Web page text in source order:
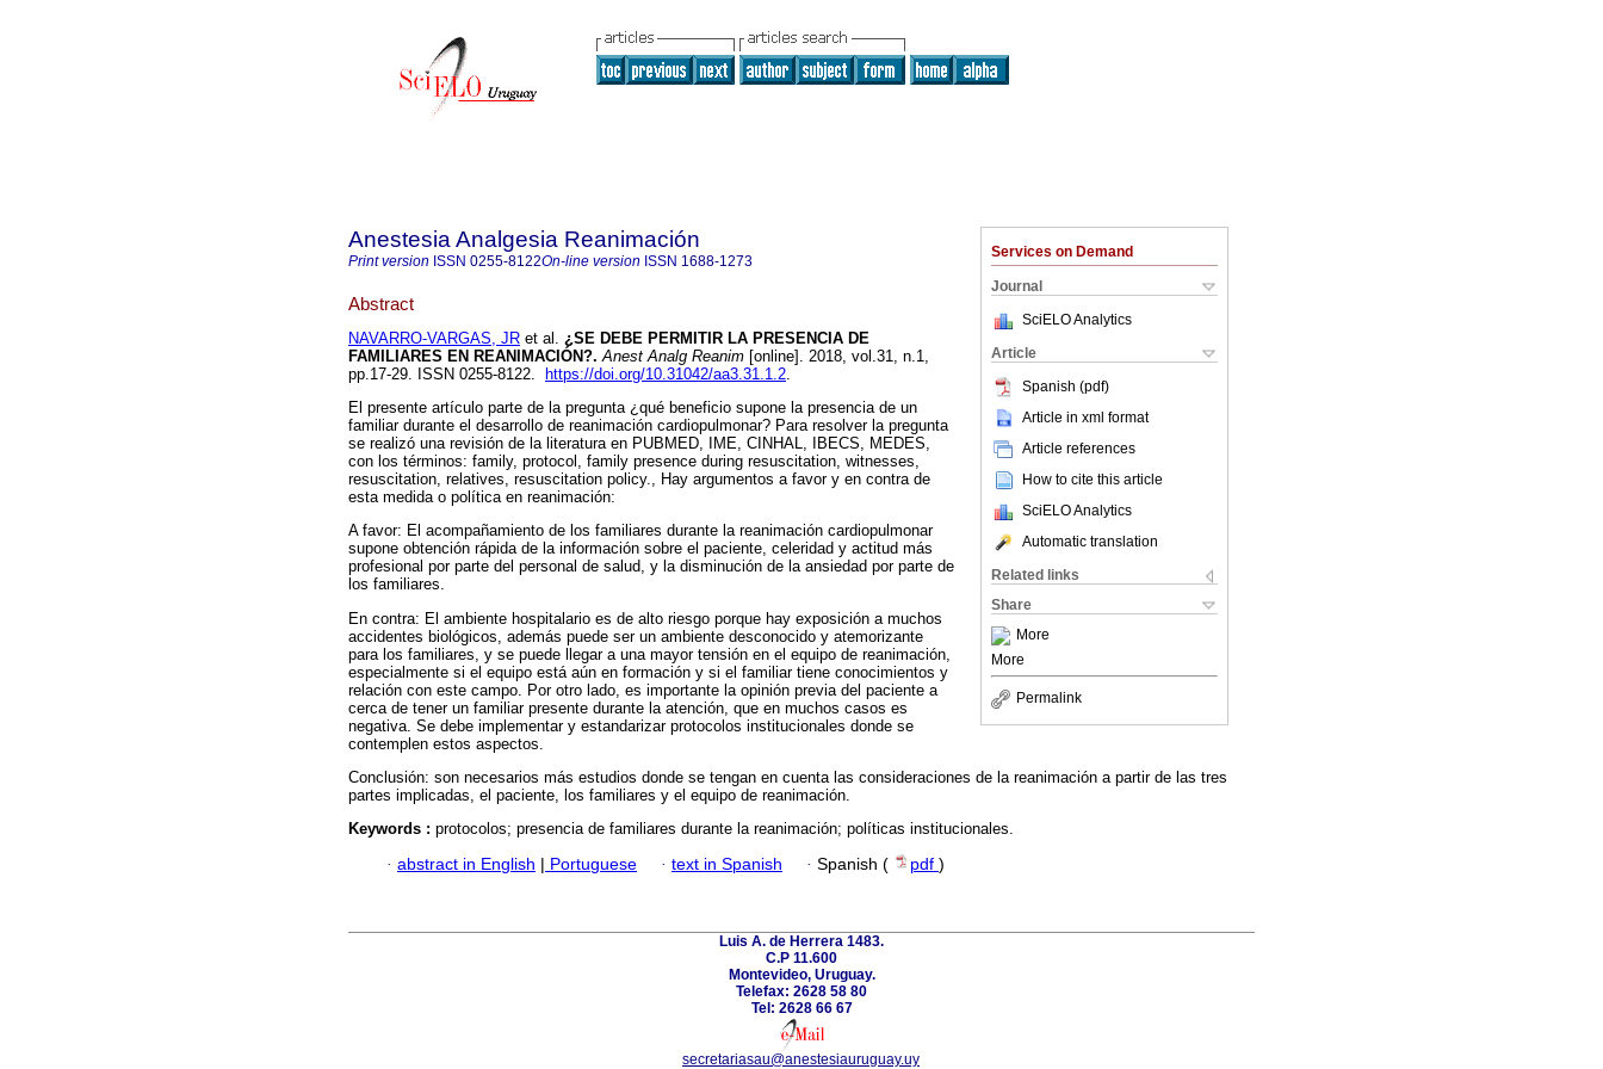
Services on Demand
Journal
SciELO Analytics
Article
Spanish (pdf)
Article in xml format
Article references
How to cite this article
SciELO Analytics
Automatic translation
Related links
Share
More
More
Permalink
Anestesia Analgesia Reanimación
Print version ISSN 0255-8122On-line version ISSN 1688-1273
Abstract
NAVARRO-VARGAS, JR et al. ¿SE DEBE PERMITIR LA PRESENCIA DE
FAMILIARES EN REANIMACIÓN?. Anest Analg Reanim [online]. 2018, vol.31, n.1,
pp.17-29. ISSN 0255-8122.
https://doi.org/10.31042/aa3.31.1.2.
El presente artículo parte de la pregunta ¿qué beneficio supone la presencia de un
familiar durante el desarrollo de reanimación cardiopulmonar? Para resolver la pregunta
se realizó una revisión de la literatura en PUBMED, IME, CINHAL, IBECS, MEDES,
con los términos: family, protocol, family presence during resuscitation, witnesses,
resuscitation, relatives, resuscitation policy., Hay argumentos a favor y en contra de
esta medida o política en reanimación:
A favor: El acompañamiento de los familiares durante la reanimación cardiopulmonar
supone obtención rápida de la información sobre el paciente, celeridad y actitud más
profesional por parte del personal de salud, y la disminución de la ansiedad por parte de
los familiares.
En contra: El ambiente hospitalario es de alto riesgo porque hay exposición a muchos
accidentes biológicos, además puede ser un ambiente desconocido y atemorizante
para los familiares, y se puede llegar a una mayor tensión en el equipo de reanimación,
especialmente si el equipo está aún en formación y si el familiar tiene conocimientos y
relación con este campo. Por otro lado, es importante la opinión previa del paciente a
cerca de tener un familiar presente durante la atención, que en muchos casos es
negativa. Se debe implementar y estandarizar protocolos institucionales donde se
contemplen estos aspectos.
Conclusión: son necesarios más estudios donde se tengan en cuenta las consideraciones de la reanimación a partir de las tres
partes implicadas, el paciente, los familiares y el equipo de reanimación.
Keywords : protocolos; presencia de familiares durante la reanimación; políticas institucionales.
· abstract in English Portuguese · text in Spanish · Spanish ( pdf )
Luis A. de Herrera 1483.
C.P 11.600
Montevideo, Uruguay.
Telefax: 2628 58 80
Tel: 2628 66 67
secretariasau@anestesiauruguay.uy